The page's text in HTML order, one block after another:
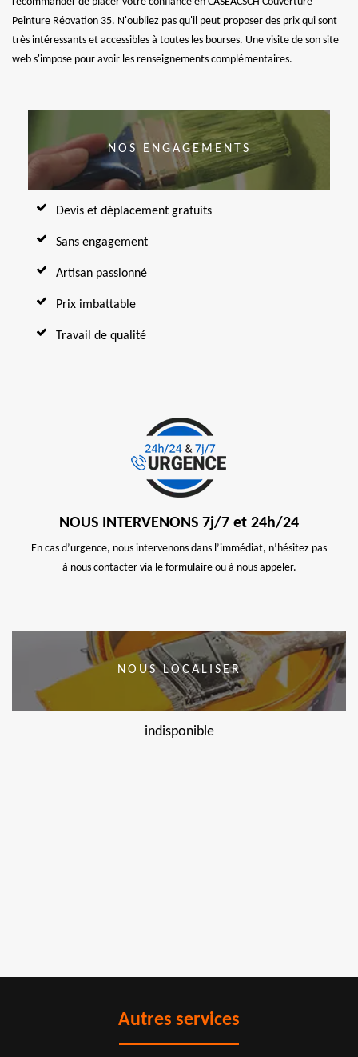
Peinture Réovation 35. N'oubliez pas qu'il peut proposer des prix qui sont
très intéressants et accessibles à toutes les bourses. Une visite de son site
web s'impose pour avoir les renseignements complémentaires.
NOS ENGAGEMENTS
Devis et déplacement gratuits
Sans engagement
Artisan passionné
Prix imbattable
Travail de qualité
NOUS INTERVENONS 7j/7 et 24h/24
En cas d’urgence, nous intervenons dans l’immédiat, n’hésitez pas
à nous contacter via le formulaire ou à nous appeler.
NOUS LOCALISER
indisponible
Autres services